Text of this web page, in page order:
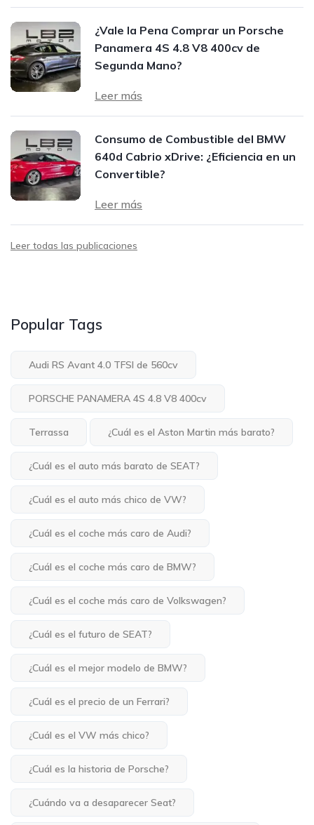
¿Vale la Pena Comprar un Porsche
Panamera 4S 4.8 V8 400cv de
Segunda Mano?
Leer más
Consumo de Combustible del BMW
640d Cabrio xDrive: ¿Eficiencia en un
Convertible?
Leer más
Leer todas las publicaciones
Popular Tags
Audi RS Avant 4.0 TFSI de 560cv
PORSCHE PANAMERA 4S 4.8 V8 400cv
Terrassa ¿Cuál es el Aston Martin más barato?
¿Cuál es el auto más barato de SEAT?
¿Cuál es el auto más chico de VW?
¿Cuál es el coche más caro de Audi?
¿Cuál es el coche más caro de BMW?
¿Cuál es el coche más caro de Volkswagen?
¿Cuál es el futuro de SEAT?
¿Cuál es el mejor modelo de BMW?
¿Cuál es el precio de un Ferrari?
¿Cuál es el VW más chico?
¿Cuál es la historia de Porsche?
¿Cuándo va a desaparecer Seat?